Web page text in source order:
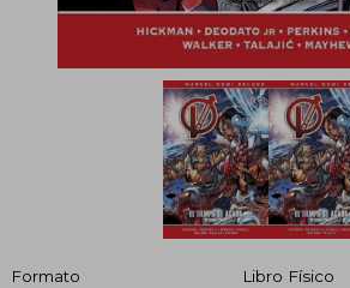
Formato
Libro Físico